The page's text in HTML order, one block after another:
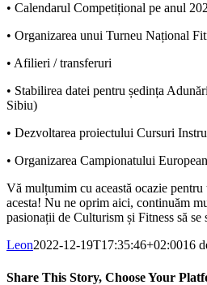
• Calendarul Competițional pe anul
• Organizarea unui Turneu Național
• Afilieri / transferuri
• Stabilirea datei pentru ședința
Sibiu)
• Dezvoltarea proiectului Cursuri
• Organizarea Campionatului
Vă mulțumim cu această ocazie
acesta! Nu ne oprim aici, continuăm
pasionații de Culturism și Fitness să
Leon2022-12-19T17:35:46+02:0016
Share This Story, Choose Your